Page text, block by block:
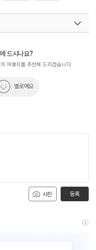
드시나요?
여행지를 추천해 드리겠습니다.
별로예요
사진 등록